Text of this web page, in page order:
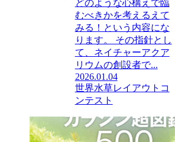
どのような心構えで臨
むべきかを考えるえて
みる！という内容にな
ります。 その指針とし
て、ネイチャーアクア
リウムの創設者で...
2026.01.04
世界水草レイアウトコ
ンテスト